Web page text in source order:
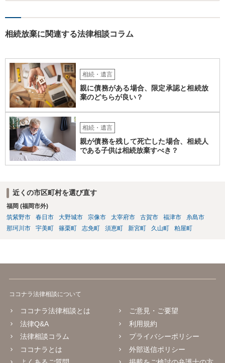
相続放棄に関連する法律相談コラム
相続・遺言
親に債務がある場合、限定承認と相続放
棄のどちらが良い？
相続・遺言
親が債務を残して死亡した場合、相続人
である子供は相続放棄すべき？
近くの市区町村を選び直す
福岡 (福岡市外)
筑紫野市
春日市 大野城市 宗像市 太宰府市 古賀市 福津市
糸島市
那珂川市
宇美町 篠栗町 志免町 須恵町 新宮町 久山町 粕屋町
ココナラ法律相談について
ココナラ法律相談とは
法律Q&A
法律相談コラム
ココナラとは
ご意見・ご要望
利用規約
プライバシーポリシー
外部送信ポリシー